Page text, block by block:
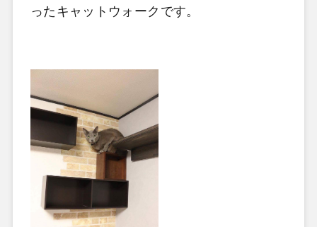
ったキャットウォークです。